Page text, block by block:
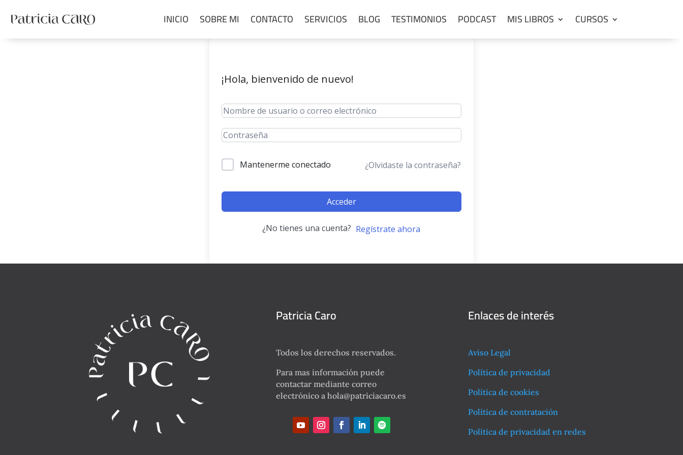
INICIO SOBRE MI CONTACTO SERVICIOS BLOG TESTIMONIOS PODCAST MIS LIBROS CURSOS
¡Hola, bienvenido de nuevo!
Mantenerme conectado ¿Olvidaste la contraseña?
Acceder
¿No tienes una cuenta? Regístrate ahora
Patricia Caro
Todos los derechos reservados.
Para mas información puede
contactar mediante correo
electrónico a hola@patriciacaro.es
Enlaces de interés
Aviso Legal
Política de privacidad
Política de cookies
Política de contratación
Política de privacidad en redes